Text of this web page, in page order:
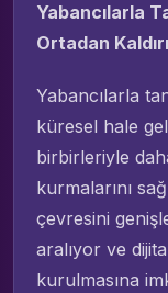
Yabancılarla
Ortadan
Yabancılarla
küresel hale
birbirleriyle
kurmalarını
çevresini
aralıyor ve
kurulmasına